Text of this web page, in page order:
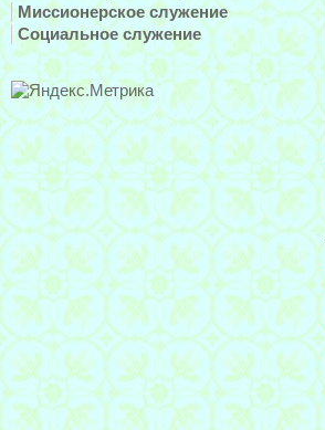
Миссионерское служение
Социальное служение